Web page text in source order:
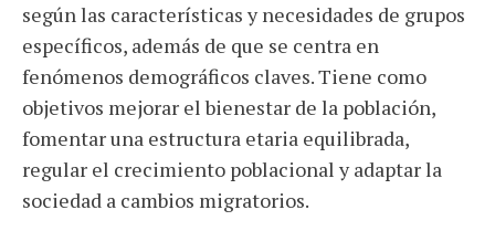
según las características y necesidades de grupos
específicos, además de que se centra en
fenómenos demográficos claves. Tiene como
objetivos mejorar el bienestar de la población,
fomentar una estructura etaria equilibrada,
regular el crecimiento poblacional y adaptar la
sociedad a cambios migratorios.